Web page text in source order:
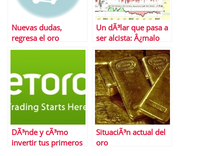
Nuevas dudas,
regresa el oro
Un dÃ³lar que pasa a
ser alcista: Â¿malo
para materias primas
y bolsas?
DÃ³nde y cÃ³mo
invertir tus primeros
SituaciÃ³n actual del
oro